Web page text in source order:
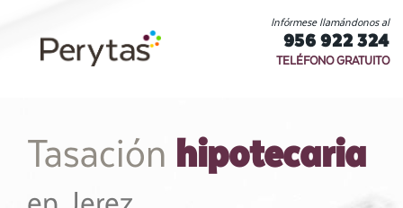
Infórmese llamándonos al
956 922 324
TELÉFONO GRATUITO
Tasación hipotecaria